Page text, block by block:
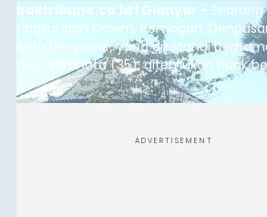
balitribune.co.id I Gianyar -
Lingkungan Dalem, Pemogan,
Kota Denpasar, yang diketahui
Dedi Wiranata (35), ditemukan tidak
pesisir Pantai Purnama, Sukawati.
ADVERTISEMENT